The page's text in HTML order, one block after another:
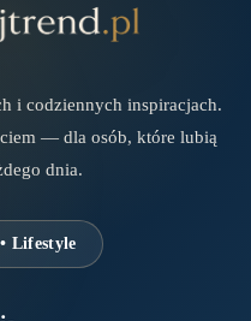
i codziennych inspiracjach.
— dla osób, które lubią
dnia.
Lifestyle